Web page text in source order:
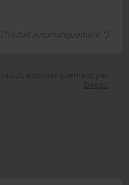
(Traduit automatiquement *)